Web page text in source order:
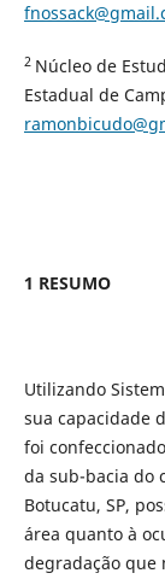
2 Núcleo de
Estadual de
1 RESUMO
Utilizando
sua capacidade
foi
da sub-bacia do
Botucatu, SP,
área quanto à
degradação que